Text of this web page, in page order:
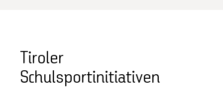
Tiroler
Schulsportinitiativen